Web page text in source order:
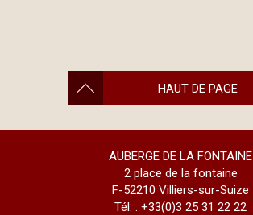
HAUT DE PAGE
AUBERGE DE LA FONTAINE
2 place de la fontaine
F-52210 Villiers-sur-Suize
Tél. : +33(0)3 25 31 22 22